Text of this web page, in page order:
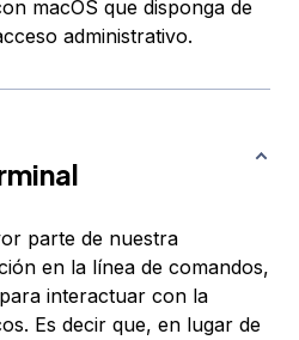
macOS que disponga de
administrativo.
parte de nuestra
en la línea de comandos,
interactuar con la
Es decir que, en lugar de